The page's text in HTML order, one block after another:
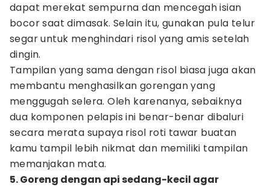
dapat merekat sempurna dan mencegah isian
bocor saat dimasak. Selain itu, gunakan pula telur
segar untuk menghindari risol yang amis setelah
dingin.
Tampilan yang sama dengan risol biasa juga akan
membantu menghasilkan gorengan yang
menggugah selera. Oleh karenanya, sebaiknya
dua komponen pelapis ini benar-benar dibaluri
secara merata supaya risol roti tawar buatan
kamu tampil lebih nikmat dan memiliki tampilan
memanjakan mata.
5. Goreng dengan api sedang-kecil agar